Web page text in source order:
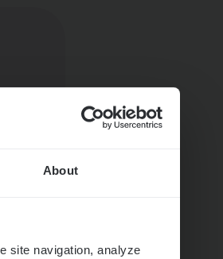
About
site navigation, analyze